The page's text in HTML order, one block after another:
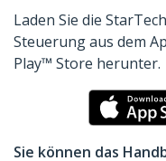
Laden Sie die
Steuerung aus dem
Play™ Store herunter.
Sie können das